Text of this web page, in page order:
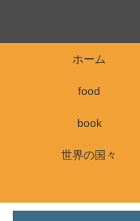
ホーム
food
book
世界の国々